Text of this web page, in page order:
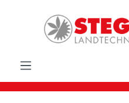
Zum Hauptinhalt springen